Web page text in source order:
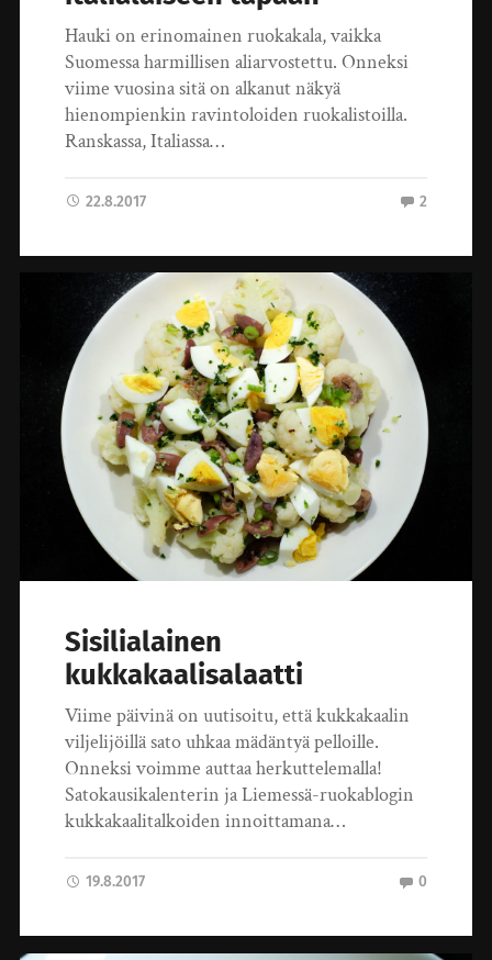
Hauki on erinomainen ruokakala, vaikka
Suomessa harmillisen aliarvostettu. Onneksi
viime vuosina sitä on alkanut näkyä
hienompienkin ravintoloiden ruokalistoilla.
Ranskassa, Italiassa…
22.8.2017 2
Sisilialainen
kukkakaalisalaatti
Viime päivinä on uutisoitu, että kukkakaalin
viljelijöillä sato uhkaa mädäntyä pelloille.
Onneksi voimme auttaa herkuttelemalla!
Satokausikalenterin ja Liemessä-ruokablogin
kukkakaalitalkoiden innoittamana…
19.8.2017 0